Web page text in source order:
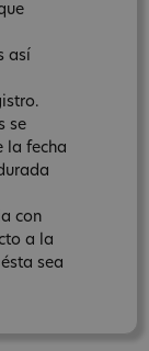
así
se
la fecha
con
a la
sea